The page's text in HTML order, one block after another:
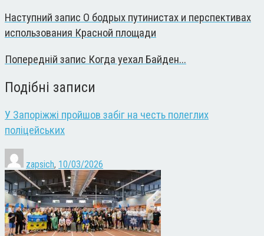
Наступний запис О бодрых путинистах и перспективах
использования Красной площади
Попередній запис Когда уехал Байден...
Подібні записи
У Запоріжжі пройшов забіг на честь полеглих
поліцейських
zapsich, 10/03/2026